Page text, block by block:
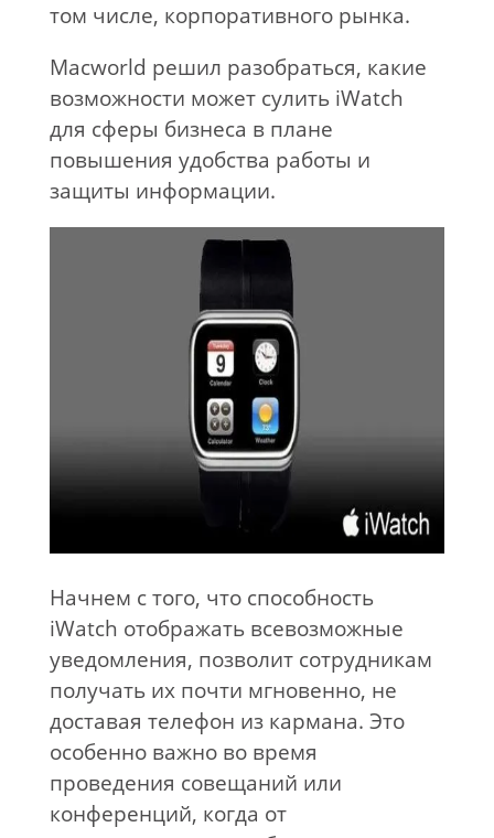
том числе, корпоративного рынка.
Macworld решил разобраться, какие
возможности может сулить iWatch
для сферы бизнеса в плане
повышения удобства работы и
защиты информации.
Начнем с того, что способность
iWatch отображать всевозможные
уведомления, позволит сотрудникам
получать их почти мгновенно, не
доставая телефон из кармана. Это
особенно важно во время
проведения совещаний или
конференций, когда от